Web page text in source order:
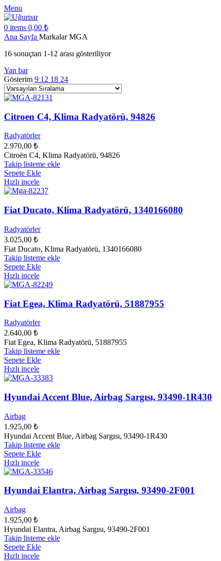
Menu
0 items 0,00 ₺
Ana Sayfa MarkalarMGA
16 sonuçtan 1-12 arası gösteriliyor
Yan bar
Gösterim 9 12 18 24
Citroen C4, Klima Radyatörü, 94826
Radyatörler
2.970,00 ₺
Citroën C4, Klima Radyatörü, 94826
Takip listeme ekle
Sepete Ekle
Hızlı incele
Fiat Ducato, Klima Radyatörü, 1340166080
Radyatörler
3.025,00 ₺
Fiat Ducato, Klima Radyatörü, 1340166080
Takip listeme ekle
Sepete Ekle
Hızlı incele
Fiat Egea, Klima Radyatörü, 51887955
Radyatörler
2.640,00 ₺
Fiat Egea, Klima Radyatörü, 51887955
Takip listeme ekle
Sepete Ekle
Hızlı incele
Hyundai Accent Blue, Airbag Sargısı, 93490-1R430
Airbag
1.925,00 ₺
Hyundai Accent Blue, Airbag Sargısı, 93490-1R430
Takip listeme ekle
Sepete Ekle
Hızlı incele
Hyundai Elantra, Airbag Sargısı, 93490-2F001
Airbag
1.925,00 ₺
Hyundai Elantra, Airbag Sargısı, 93490-2F001
Takip listeme ekle
Sepete Ekle
Hızlı incele